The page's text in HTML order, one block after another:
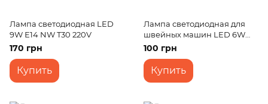
Лампа светодиодная LED
9W Е14 NW T30 220V
170 грн
Купить
Лампа светодиодная для
швейных машин LED 6W
E14 WW T30 220V
100 грн
Купить